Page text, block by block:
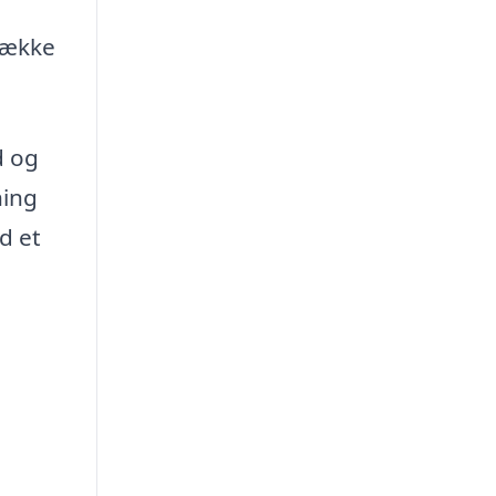
og
et